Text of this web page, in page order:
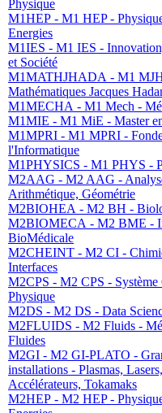
Physique
M1HEP - M1 HEP -
Energies
M1IES - M1 IES -
et Société
M1MATHJHADA - M1
Mathématiques Jacques
M1MECHA - M1 Mech -
M1MIE - M1 MiE - Master
M1MPRI - M1 MPRI -
l'Informatique
M1PHYSICS - M1 PHYS -
M2AAG - M2 AAG -
Arithmétique, Géométrie
M2BIOHEA - M2 BH -
M2BIOMECA - M2 BME -
BioMédicale
M2CHEINT - M2 CI -
Interfaces
M2CPS - M2 CPS - Système
Physique
M2DS - M2 DS - Data
M2FLUIDS - M2 Fluids -
Fluides
M2GI - M2 GI-PLATO -
installations - Plasmas, Lasers,
Accélérateurs, Tokamaks
M2HEP - M2 HEP -